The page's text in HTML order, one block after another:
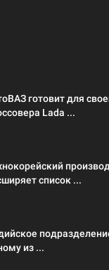
готовит для
Lada ...
список ...
из ...